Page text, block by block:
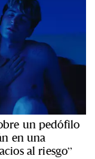
un pedófilo
en una
al riesgo”